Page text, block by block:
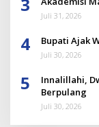
Juli 31, 2026
4 Bupati Ajak
Juli 30, 2026
5
Innalillahi,
Berpulang
Juli 30, 2026